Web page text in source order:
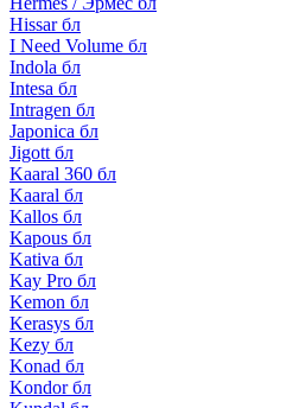
Hissar бл
I Need Volume бл
Indola бл
Intesa бл
Intragen бл
Japonica бл
Jigott бл
Kaaral 360 бл
Kaaral бл
Kallos бл
Kapous бл
Kativa бл
Kay Pro бл
Kemon бл
Kerasys бл
Kezy бл
Konad бл
Kondor бл